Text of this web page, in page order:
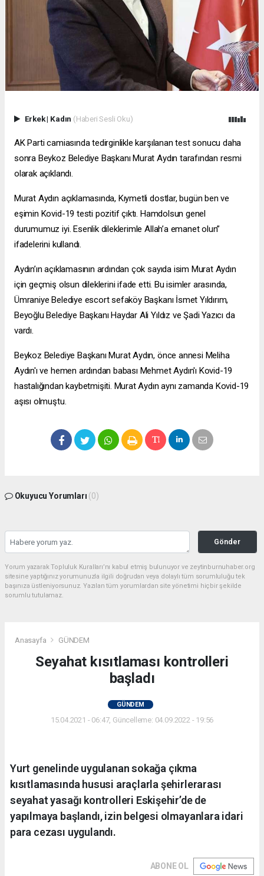
Erkek| Kadın (Haberi Sesli Oku)
AK Parti camiasında tedirginlikle karşılanan test sonucu daha
sonra Beykoz Belediye Başkanı Murat Aydın tarafından resmi
olarak açıklandı.
Murat Aydın açıklamasında, Kıymetli dostlar, bugün ben ve
eşimin Kovid-19 testi pozitif çıktı. Hamdolsun genel
durumumuz iyi. Esenlik dileklerimle Allah’a emanet olun”
ifadelerini kullandı.
Aydın’ın açıklamasının ardından çok sayıda isim Murat Aydın
için geçmiş olsun dileklerini ifade etti. Bu isimler arasında,
Ümraniye Belediye escort sefaköyBaşkanı İsmet Yıldırım,
Beyoğlu Belediye Başkanı Haydar Ali Yıldız ve Şadi Yazıcı da
vardı.
Beykoz Belediye Başkanı Murat Aydın, önce annesi Meliha
Aydın'ı ve hemen ardından babası Mehmet Aydın'ı Kovid-19
hastalığından kaybetmişiti. Murat Aydın aynı zamanda Kovid-19
aşısı olmuştu.
Okuyucu Yorumları (0)
Gönder
Yorum yazarak Topluluk Kuralları’nı kabul etmiş bulunuyor ve zeytinburnuhaber.org
sitesine yaptığınız yorumunuzla ilgili doğrudan veya dolaylı tüm sorumluluğu tek
başınıza üstleniyorsunuz. Yazılan tüm yorumlardan site yönetimi hiçbir şekilde
sorumlu tutulamaz.
Anasayfa GÜNDEM
Seyahat kısıtlaması kontrolleri
başladı
GÜNDEM
15.04.2021 - 06:47, Güncelleme: 04.09.2022 - 19:56
Yurt genelinde uygulanan sokağa çıkma
kısıtlamasında hususi araçlarla şehirlerarası
seyahat yasağı kontrolleri Eskişehir’de de
yapılmaya başlandı, izin belgesi olmayanlara idari
para cezası uygulandı.
ABONE OL